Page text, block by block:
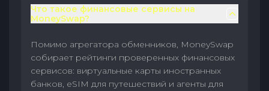
Что такое финансовые сервисы на
MoneySwap?
Помимо агрегатора обменников, MoneySwap
собирает рейтинги проверенных финансовых
сервисов: виртуальные карты иностранных
банков, eSIM для путешествий и агенты для